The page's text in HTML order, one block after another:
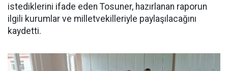
istediklerini ifade eden Tosuner, hazırlanan raporun
ilgili kurumlar ve milletvekilleriyle paylaşılacağını
kaydetti.